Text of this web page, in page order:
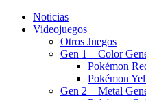
Noticias
Videojuegos
Otros Juegos
Gen 1 – Color
Pokémon
Pokémon
Gen 2 – Metal